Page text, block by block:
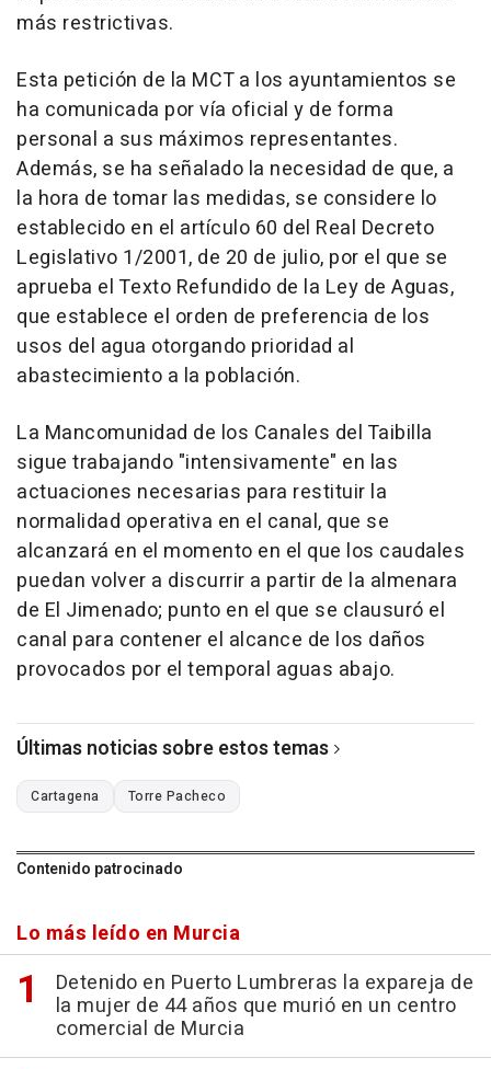
más restrictivas.
Esta petición de la MCT a los ayuntamientos se
ha comunicada por vía oficial y de forma
personal a sus máximos representantes.
Además, se ha señalado la necesidad de que, a
la hora de tomar las medidas, se considere lo
establecido en el artículo 60 del Real Decreto
Legislativo 1/2001, de 20 de julio, por el que se
aprueba el Texto Refundido de la Ley de Aguas,
que establece el orden de preferencia de los
usos del agua otorgando prioridad al
abastecimiento a la población.
La Mancomunidad de los Canales del Taibilla
sigue trabajando "intensivamente" en las
actuaciones necesarias para restituir la
normalidad operativa en el canal, que se
alcanzará en el momento en el que los caudales
puedan volver a discurrir a partir de la almenara
de El Jimenado; punto en el que se clausuró el
canal para contener el alcance de los daños
provocados por el temporal aguas abajo.
Últimas noticias sobre estos temas
Cartagena Torre Pacheco
Contenido patrocinado
Lo más leído en Murcia
Detenido en Puerto Lumbreras la expareja de
la mujer de 44 años que murió en un centro
comercial de Murcia